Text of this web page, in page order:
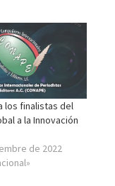
los finalistas del
a la Innovación
de 2022